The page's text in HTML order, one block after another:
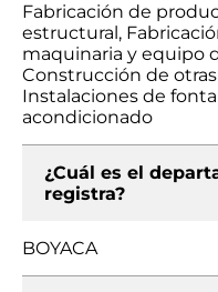
Fabricación de
estructural,
maquinaria y equipo
Construcción de
Instalaciones de
acondicionado
¿Cuál es el
registra?
BOYACA